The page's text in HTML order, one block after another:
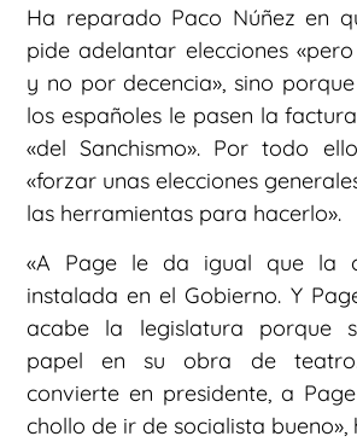
Ha reparado Paco Núñez en
pide adelantar elecciones
y no por decencia», sino
los españoles le pasen la
«del Sanchismo». Por todo
«forzar unas elecciones
las herramientas para hacerlo».
«A Page le da igual que la
instalada en el Gobierno. Y
acabe la legislatura porque
papel en su obra de
convierte en presidente, a
chollo de ir de socialista